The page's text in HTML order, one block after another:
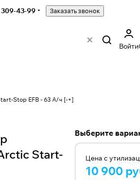
309-43-99 Заказать звонок
Войти
Stop EFB - 63 А/ч [-+]
Start-
Выберите
Цена с
10 900